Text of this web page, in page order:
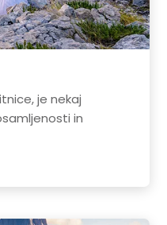
je nekaj
in